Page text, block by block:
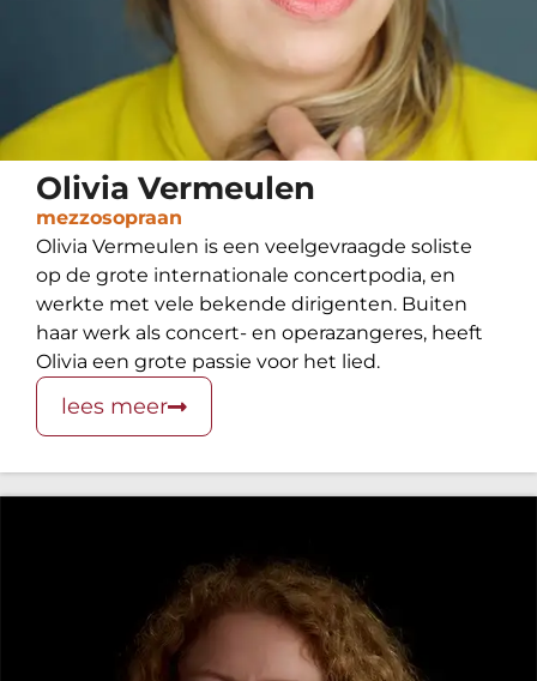
Olivia Vermeulen
mezzosopraan
Olivia Vermeulen is een veelgevraagde soliste
op de grote internationale concertpodia, en
werkte met vele bekende dirigenten. Buiten
haar werk als concert- en operazangeres, heeft
Olivia een grote passie voor het lied.
lees meer